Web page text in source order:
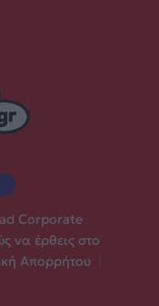
Corporate
να έρθεις στο
Απορρήτου